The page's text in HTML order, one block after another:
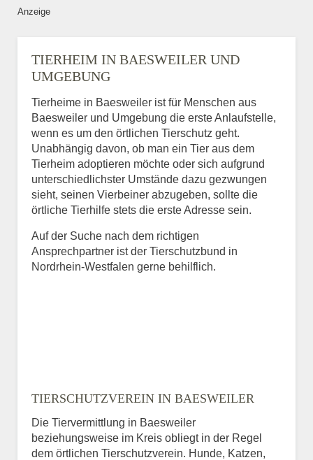
Anzeige
TIERHEIM IN BAESWEILER UND
UMGEBUNG
Tierheime in Baesweiler ist für Menschen aus
Baesweiler und Umgebung die erste Anlaufstelle,
wenn es um den örtlichen Tierschutz geht.
Unabhängig davon, ob man ein Tier aus dem
Tierheim adoptieren möchte oder sich aufgrund
unterschiedlichster Umstände dazu gezwungen
sieht, seinen Vierbeiner abzugeben, sollte die
örtliche Tierhilfe stets die erste Adresse sein.
Auf der Suche nach dem richtigen
Ansprechpartner ist der Tierschutzbund in
Nordrhein-Westfalen gerne behilflich.
TIERSCHUTZVEREIN IN BAESWEILER
Die Tiervermittlung in Baesweiler
beziehungsweise im Kreis obliegt in der Regel
dem örtlichen Tierschutzverein. Hunde, Katzen,